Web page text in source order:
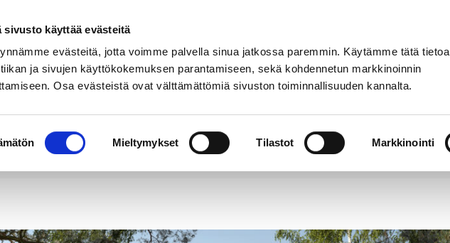
sivusto käyttää evästeitä
evästeitä, jotta voimme palvella sinua jatkossa paremmin. Käytämme tätä tietoa
ja sivujen käyttökokemuksen parantamiseen, sekä kohdennetun markkinoinnin
Osa evästeistä ovat välttämättömiä sivuston toiminnallisuuden kannalta.
Mieltymykset Tilastot Markkinointi